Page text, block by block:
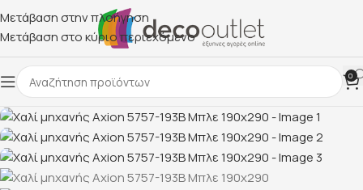
Μετάβαση στην πλοήγηση
Μετάβαση στο κύριο περιεχόμενο
0